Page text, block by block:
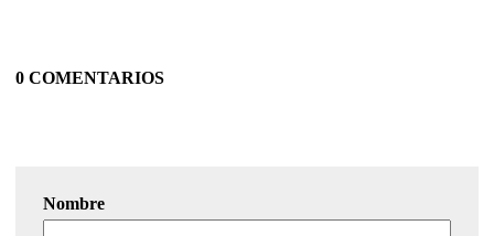
0 COMENTARIOS
Nombre